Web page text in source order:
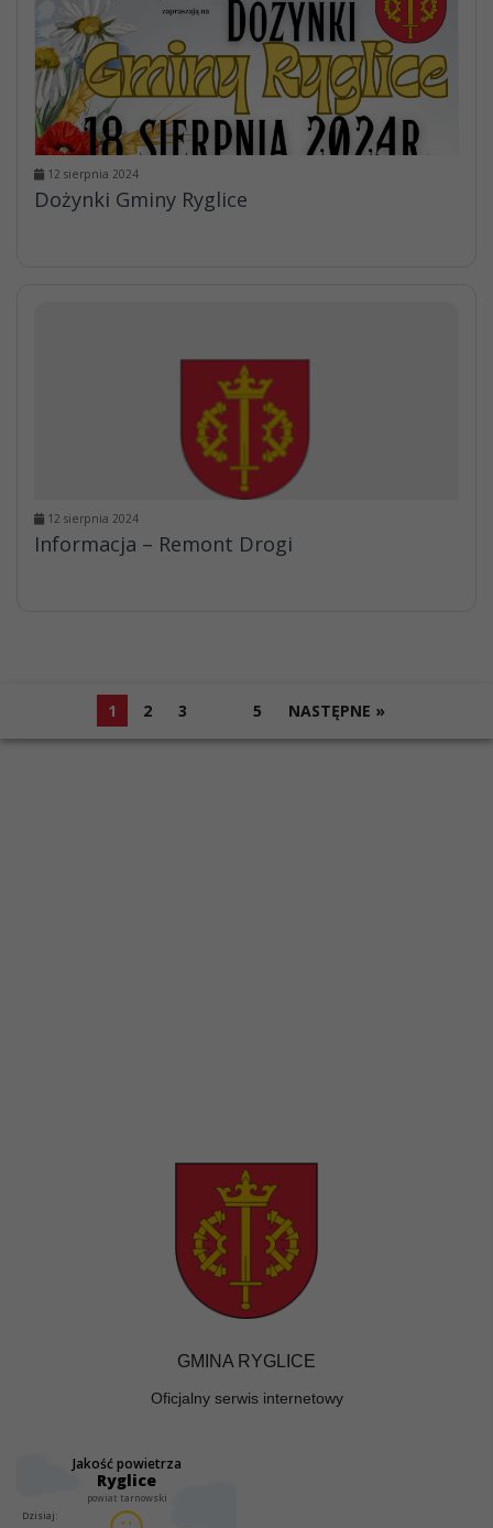
12 sierpnia 2024
Dożynki Gminy Ryglice
12 sierpnia 2024
Informacja – Remont Drogi
1 2 3 5 NASTĘPNE »
GMINA RYGLICE
Oficjalny serwis internetowy